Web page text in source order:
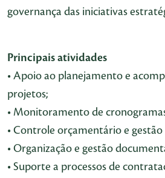
governança das iniciativas
Principais atividades
• Apoio ao planejamento e
projetos;
• Monitoramento de
• Controle orçamentário e gestão
• Organização e gestão
• Suporte a processos de